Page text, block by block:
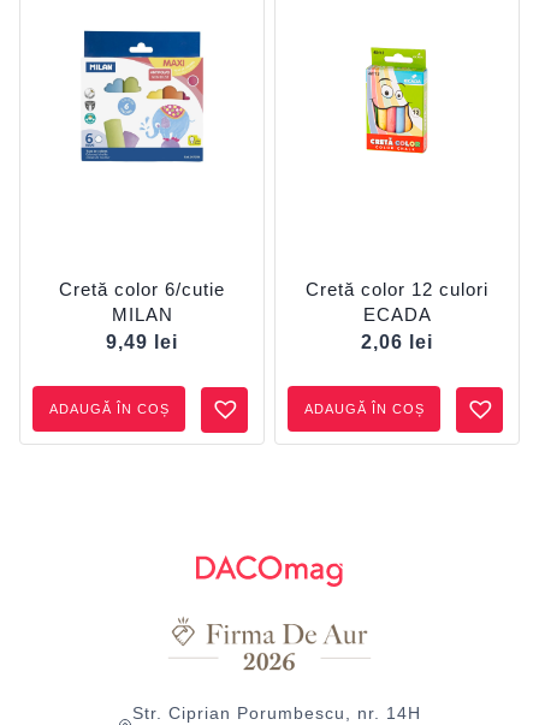
Cretă color 6/cutie
MILAN
9,49
lei
ADAUGĂ ÎN COȘ
Cretă color 12 culori
ECADA
2,06
lei
ADAUGĂ ÎN COȘ
Str. Ciprian Porumbescu, nr. 14H